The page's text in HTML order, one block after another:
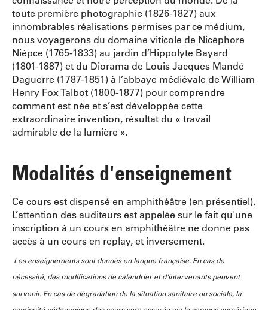
toute première photographie (1826-1827) aux
innombrables réalisations permises par ce médium,
nous voyagerons du domaine viticole de Nicéphore
Niépce (1765-1833) au jardin d’Hippolyte Bayard
(1801-1887) et du Diorama de Louis Jacques Mandé
Daguerre (1787-1851) à l’abbaye médiévale de William
Henry Fox Talbot (1800-1877) pour comprendre
comment est née et s’est développée cette
extraordinaire invention, résultat du « travail
admirable de la lumière ».
Modalités d'enseignement
Ce cours est dispensé en amphithéâtre (en présentiel).
L’attention des auditeurs est appelée sur le fait qu'une
inscription à un cours en amphithéâtre ne donne pas
accès à un cours en replay, et inversement.
Les enseignements sont donnés en langue française. En cas de
nécessité, des modifications de calendrier et d'intervenants peuvent
survenir. En cas de dégradation de la situation sanitaire ou sociale, la